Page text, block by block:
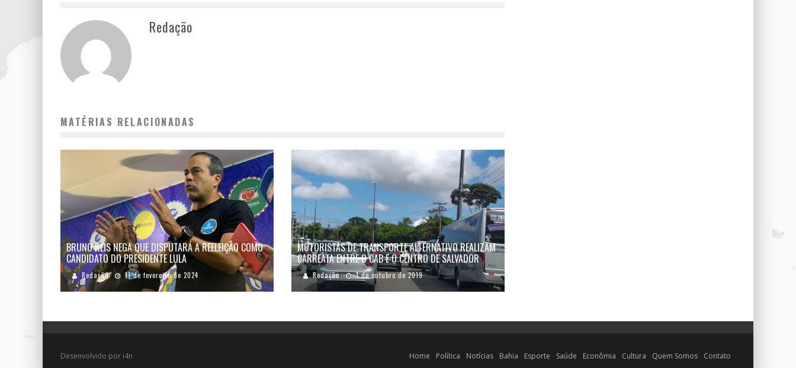
Redação
MATÉRIAS RELACIONADAS
BRUNO REIS NEGA QUE DISPUTARÁ A REELEIÇÃO COMO
CANDIDATO DO PRESIDENTE LULA
Redação 11 de fevereiro de 2024
MOTORISTAS DE TRANSPORTE ALTERNATIVO REALIZAM
CARREATA ENTRE O CAB E O CENTRO DE SALVADOR
Redação 1 de outubro de 2019
Desenvolvido por i4n Home Política Notícias Bahia Esporte Saúde Econômia Cultura Quem Somos Contato